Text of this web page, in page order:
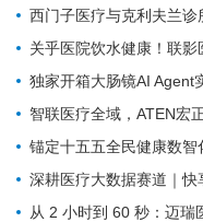
西门子医疗与克利夫兰
关乎医院饮水健康！联影
独家开箱大肠镜AI Agent实验
智联医疗全域，ATEN宏正打
锚定十五五全民健康数智化航向，昂
深耕医疗大数据赛道｜
从 2 小时到 60 秒：迈瑞医疗用